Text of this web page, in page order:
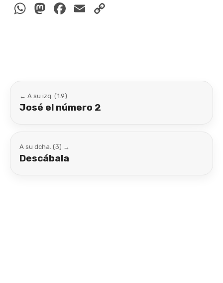
WhatsApp
Mastodon
Facebook
Email
← A su izq. (1.9)
José el número 2
A su dcha. (3) →
Descábala